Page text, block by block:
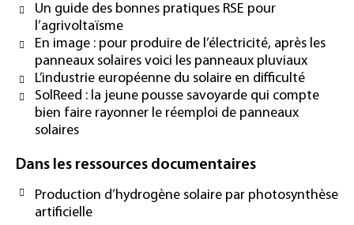
Un guide des bonnes pratiques RSE pour
l’agrivoltaïsme
En image : pour produire de l’électricité, après les
panneaux solaires voici les panneaux pluviaux
L’industrie européenne du solaire en difficulté
SolReed : la jeune pousse savoyarde qui compte
bien faire rayonner le réemploi de panneaux
solaires
Dans les ressources documentaires
Production d’hydrogène solaire par photosynthèse
artificielle